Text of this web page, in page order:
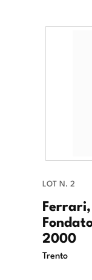
LOT N. 2
2000
Trento